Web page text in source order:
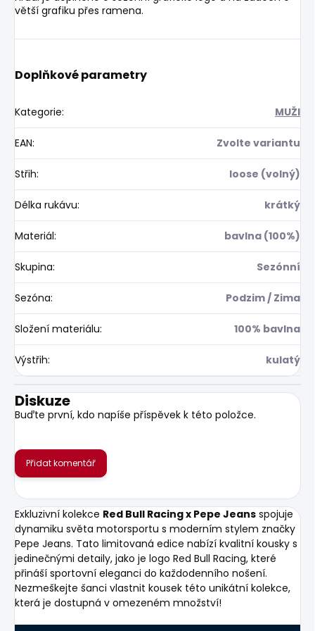
větší grafiku přes ramena.
Doplňkové parametry
Kategorie: MUŽI
EAN: Zvolte variantu
Střih: loose (volný)
Délka rukávu: krátký
Materiál: bavlna (100%)
Skupina: Sezónní
Sezóna: Podzim / Zima
Složení materiálu: 100% bavlna
Výstřih: kulatý
Diskuze
Buďte první, kdo napíše příspěvek k této položce.
Přidat komentář
Exkluzivní kolekce Red Bull Racing x Pepe Jeans spojuje
dynamiku světa motorsportu s moderním stylem značky
Pepe Jeans. Tato limitovaná edice nabízí kvalitní kousky s
jedinečnými detaily, jako je logo Red Bull Racing, které
přináší sportovní eleganci do každodenního nošení.
Nezmeškejte šanci vlastnit kousek této unikátní kolekce,
která je dostupná v omezeném množství!